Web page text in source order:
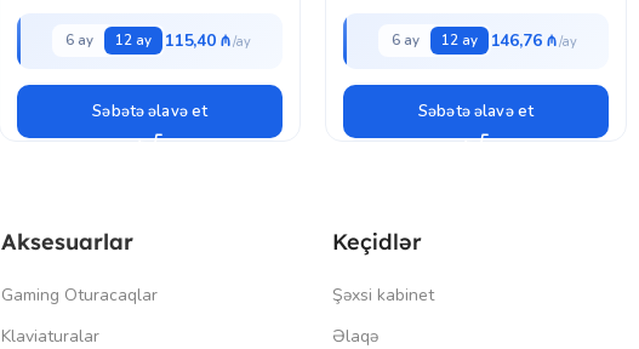
6 ay 12 ay 115,40 ₼
Səbətə əlavə et
6 ay 12 ay 146,76 ₼
Səbətə əlavə et
Aksesuarlar
Gaming Oturacaqlar
Klaviaturalar
Keçidlər
Şəxsi kabinet
Əlaqə